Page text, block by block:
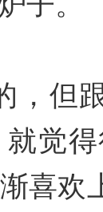
，但
觉
喜欢